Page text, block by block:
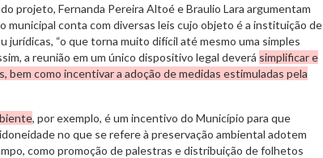
projeto, Fernanda Pereira Altoé e Braulio Lara argumentam
municipal conta com diversas leis cujo objeto é a instituição de
jurídicas, “o que torna muito difícil até mesmo uma simples
a reunião em um único dispositivo legal deverá simplificar e
bem como incentivar a adoção de medidas estimuladas pela
, por exemplo, é um incentivo do Município para que
no que se refere à preservação ambiental adotem
como promoção de palestras e distribuição de folhetos